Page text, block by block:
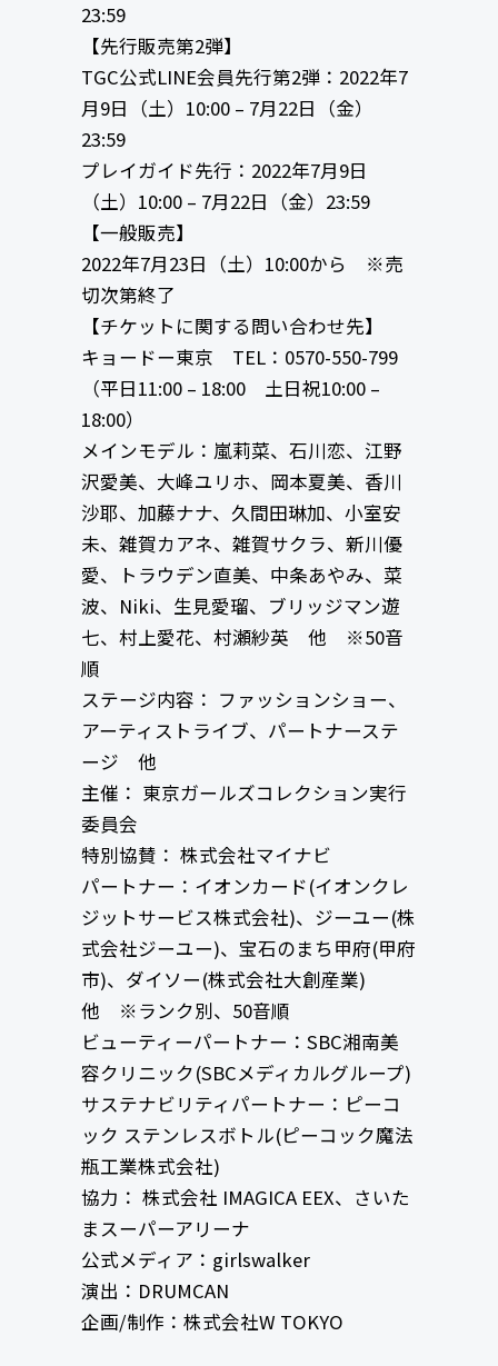
23:59
【先行販売第2弾】
TGC公式LINE会員先行第2弾：2022年7
月9日（土）10:00 – 7月22日（金）
23:59
プレイガイド先行：2022年7月9日
（土）10:00 – 7月22日（金）23:59
【一般販売】
2022年7月23日（土）10:00から ※売
切次第終了
【チケットに関する問い合わせ先】
キョードー東京 TEL：0570-550-799
（平日11:00 – 18:00 土日祝10:00 –
18:00）
メインモデル：嵐莉菜、石川恋、江野
沢愛美、大峰ユリホ、岡本夏美、香川
沙耶、加藤ナナ、久間田琳加、小室安
未、雑賀カアネ、雑賀サクラ、新川優
愛、トラウデン直美、中条あやみ、菜
波、Niki、生見愛瑠、ブリッジマン遊
七、村上愛花、村瀬紗英 他 ※50音
順
ステージ内容： ファッションショー、
アーティストライブ、パートナーステ
ージ 他
主催： 東京ガールズコレクション実行
委員会
特別協賛： 株式会社マイナビ
パートナー：イオンカード(イオンクレ
ジットサービス株式会社)、ジーユー(株
式会社ジーユー)、宝石のまち甲府(甲府
市)、ダイソー(株式会社大創産業)
他 ※ランク別、50音順
ビューティーパートナー：SBC湘南美
容クリニック(SBCメディカルグループ)
サステナビリティパートナー：ピーコ
ック ステンレスボトル(ピーコック魔法
瓶工業株式会社)
協力： 株式会社 IMAGICA EEX、さいた
まスーパーアリーナ
公式メディア：girlswalker
演出：DRUMCAN
企画/制作：株式会社W TOKYO